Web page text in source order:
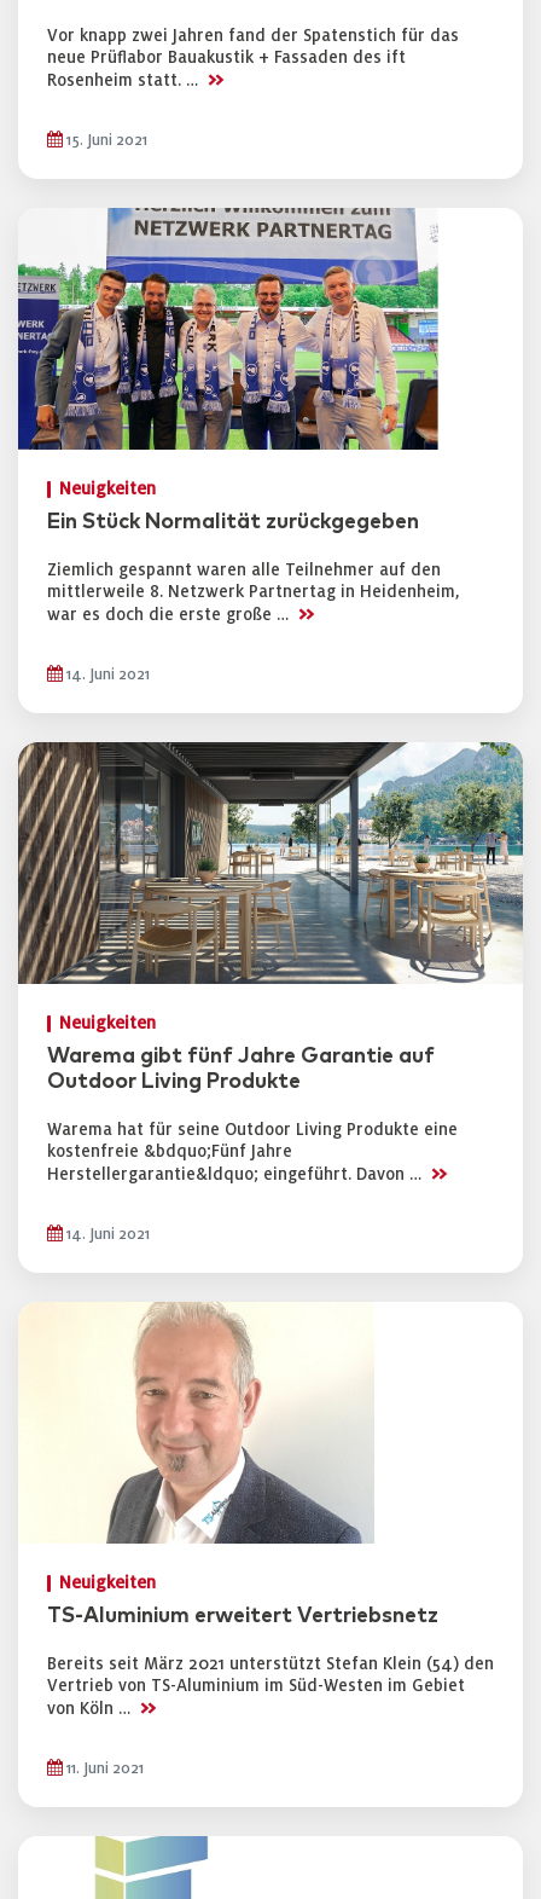
Vor knapp zwei Jahren fand der Spatenstich für das
neue Prüflabor Bauakustik + Fassaden des ift
Rosenheim statt. … >>
15. Juni 2021
Neuigkeiten
Ein Stück Normalität zurückgegeben
Ziemlich gespannt waren alle Teilnehmer auf den
mittlerweile 8. Netzwerk Partnertag in Heidenheim,
war es doch die erste große … >>
14. Juni 2021
Neuigkeiten
Warema gibt fünf Jahre Garantie auf
Outdoor Living Produkte
Warema hat für seine Outdoor Living Produkte eine
kostenfreie &bdquo;Fünf Jahre
Herstellergarantie&ldquo; eingeführt. Davon … >>
14. Juni 2021
Neuigkeiten
TS-Aluminium erweitert Vertriebsnetz
Bereits seit März 2021 unterstützt Stefan Klein (54) den
Vertrieb von TS-Aluminium im Süd-Westen im Gebiet
von Köln … >>
11. Juni 2021